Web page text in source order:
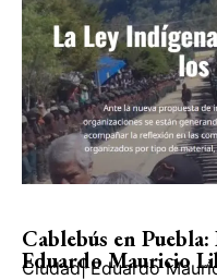
Cablebús en
Eduardo Mauricio
Ciudad| Eduardo